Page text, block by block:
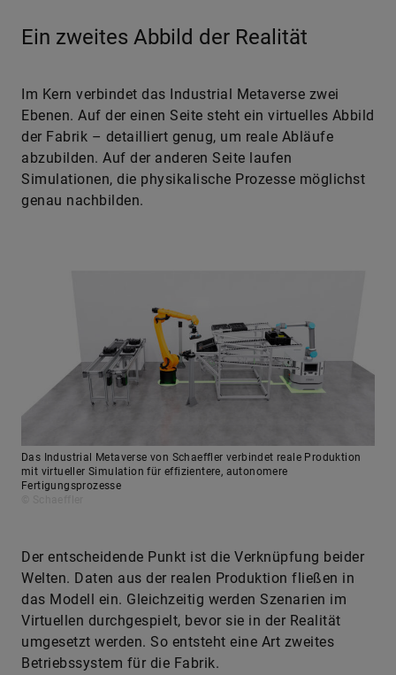
Ein zweites Abbild der Realität
Im Kern verbindet das Industrial Metaverse zwei
Ebenen. Auf der einen Seite steht ein virtuelles Abbild
der Fabrik – detailliert genug, um reale Abläufe
abzubilden. Auf der anderen Seite laufen
Simulationen, die physikalische Prozesse möglichst
genau nachbilden.
Das Industrial Metaverse von Schaeffler verbindet reale Produktion
mit virtueller Simulation für effizientere, autonomere
Fertigungsprozesse
Der entscheidende Punkt ist die Verknüpfung beider
Welten. Daten aus der realen Produktion fließen in
das Modell ein. Gleichzeitig werden Szenarien im
Virtuellen durchgespielt, bevor sie in der Realität
umgesetzt werden. So entsteht eine Art zweites
Betriebssystem für die Fabrik.